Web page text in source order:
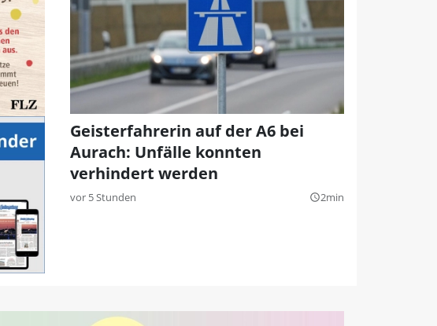
Geisterfahrerin auf der A6 bei
Aurach: Unfälle konnten
verhindert werden
vor 5 Stunden query_builder2min